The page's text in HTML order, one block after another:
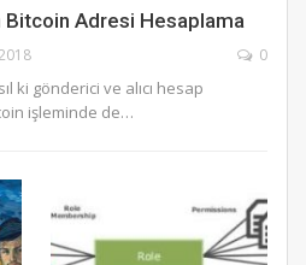
Bitcoin Adresi Hesaplama
0
ki gönderici ve alıcı hesap
işleminde de…